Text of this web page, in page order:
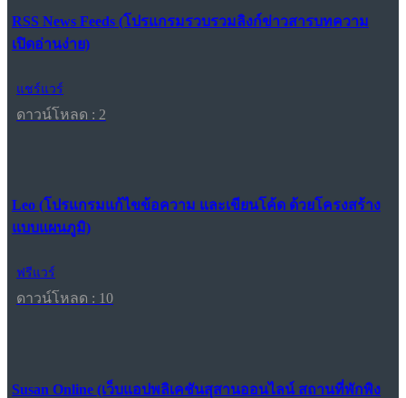
RSS News Feeds (โปรแกรมรวบรวมลิงก์ข่าวสารบทความ
เปิดอ่านง่าย)
แชร์แวร์
ดาวน์โหลด : 2
Leo (โปรแกรมแก้ไขข้อความ และเขียนโค้ด ด้วยโครงสร้าง
แบบแผนภูมิ)
ฟรีแวร์
ดาวน์โหลด : 10
Susan Online (เว็บแอปพลิเคชันสุสานออนไลน์ สถานที่พักพิง